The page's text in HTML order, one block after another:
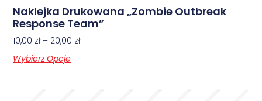
Naklejka Drukowana „Zombie Outbreak
Response Team”
10,00 zł – 20,00 zł
Wybierz Opcje